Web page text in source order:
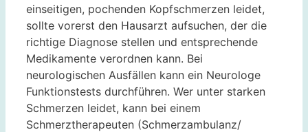
einseitigen, pochenden Kopfschmerzen leidet,
sollte vorerst den Hausarzt aufsuchen, der die
richtige Diagnose stellen und entsprechende
Medikamente verordnen kann. Bei
neurologischen Ausfällen kann ein Neurologe
Funktionstests durchführen. Wer unter starken
Schmerzen leidet, kann bei einem
Schmerztherapeuten (Schmerzambulanz/